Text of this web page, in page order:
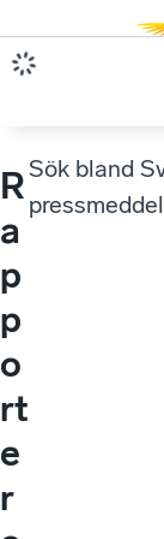
R
a
p
p
o
rt
e
r
Sök bland